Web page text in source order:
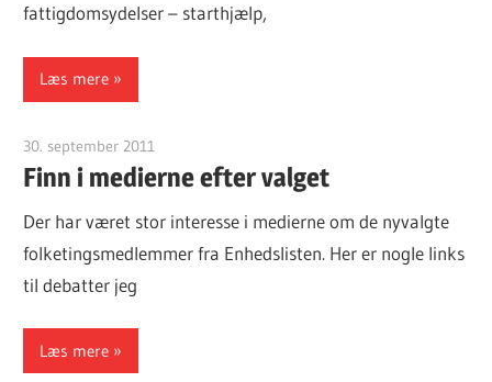
fattigdomsydelser – starthjælp,
Læs mere
30. september 2011
Finn i medierne efter valget
Der har været stor interesse i medierne om de nyvalgte
folketingsmedlemmer fra Enhedslisten. Her er nogle links
til debatter jeg
Læs mere